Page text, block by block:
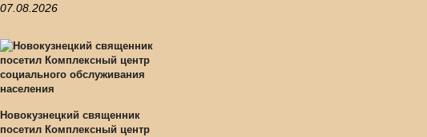
07.08.2026
Новокузнецкий священник
посетил Комплексный центр